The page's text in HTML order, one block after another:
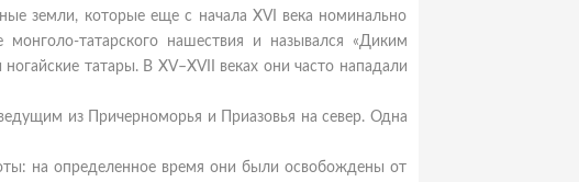
земли, которые еще с начала XVI века номинально
татарского нашествия и назывался «Диким
татары. В XV–XVII веках они часто нападали
из Причерноморья и Приазовья на север. Одна
на определенное время они были освобождены от